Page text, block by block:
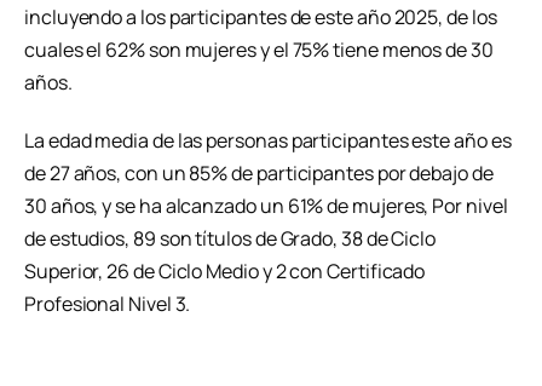
incluyendo a los participantes de este año 2025, de los
cuales el 62% son mujeres y el 75% tiene menos de 30
años.
La edad media de las personas participantes este año es
de 27 años, con un 85% de participantes por debajo de
30 años, y se ha alcanzado un 61% de mujeres, Por nivel
de estudios, 89 son títulos de Grado, 38 de Ciclo
Superior, 26 de Ciclo Medio y 2 con Certificado
Profesional Nivel 3.